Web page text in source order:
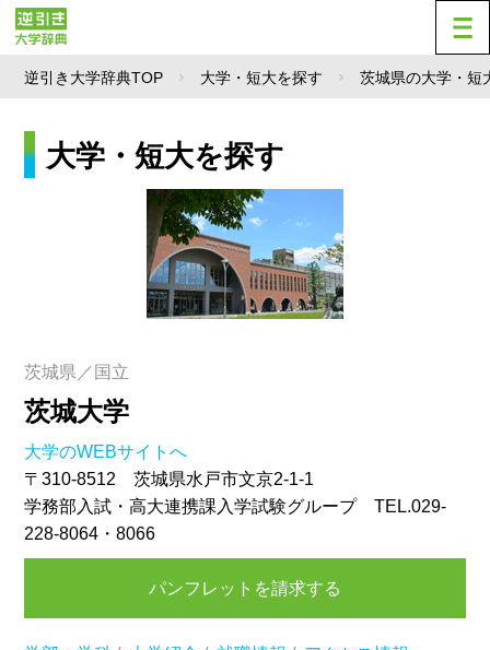
逆引き大学辞典TOP 大学・短大を探す 茨城県の大学・短
大学・短大を探す
茨城県／国立
茨城大学
大学のWEBサイトへ
〒310-8512 茨城県水戸市文京2-1-1
学務部入試・高大連携課入学試験グループ TEL.029-
228-8064・8066
パンフレットを請求する